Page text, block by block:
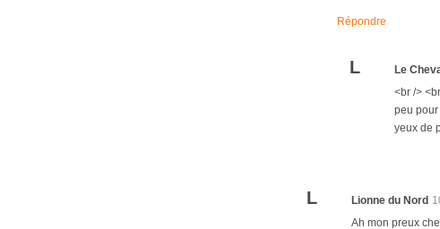
Répondre
L Le
<br />
peu
yeux de
L Lionne du Nord
Ah mon preux